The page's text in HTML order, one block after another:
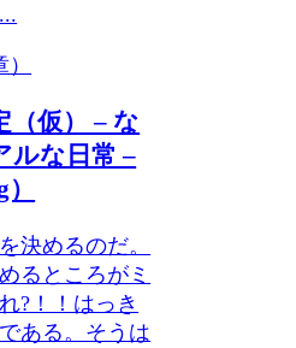
（仮） – な
ルな日常 –
決めるのだ。
るところがミ
?！！はっき
ある。そうは